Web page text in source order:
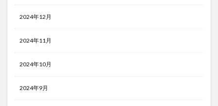
2024年12月
2024年11月
2024年10月
2024年9月